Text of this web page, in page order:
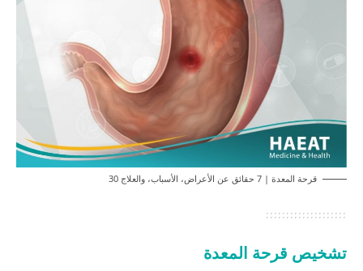
قرحة المعدة | 7 حقائق عن الأعراض، الأسباب، والعلاج 30
تشخيص قرحة المعدة